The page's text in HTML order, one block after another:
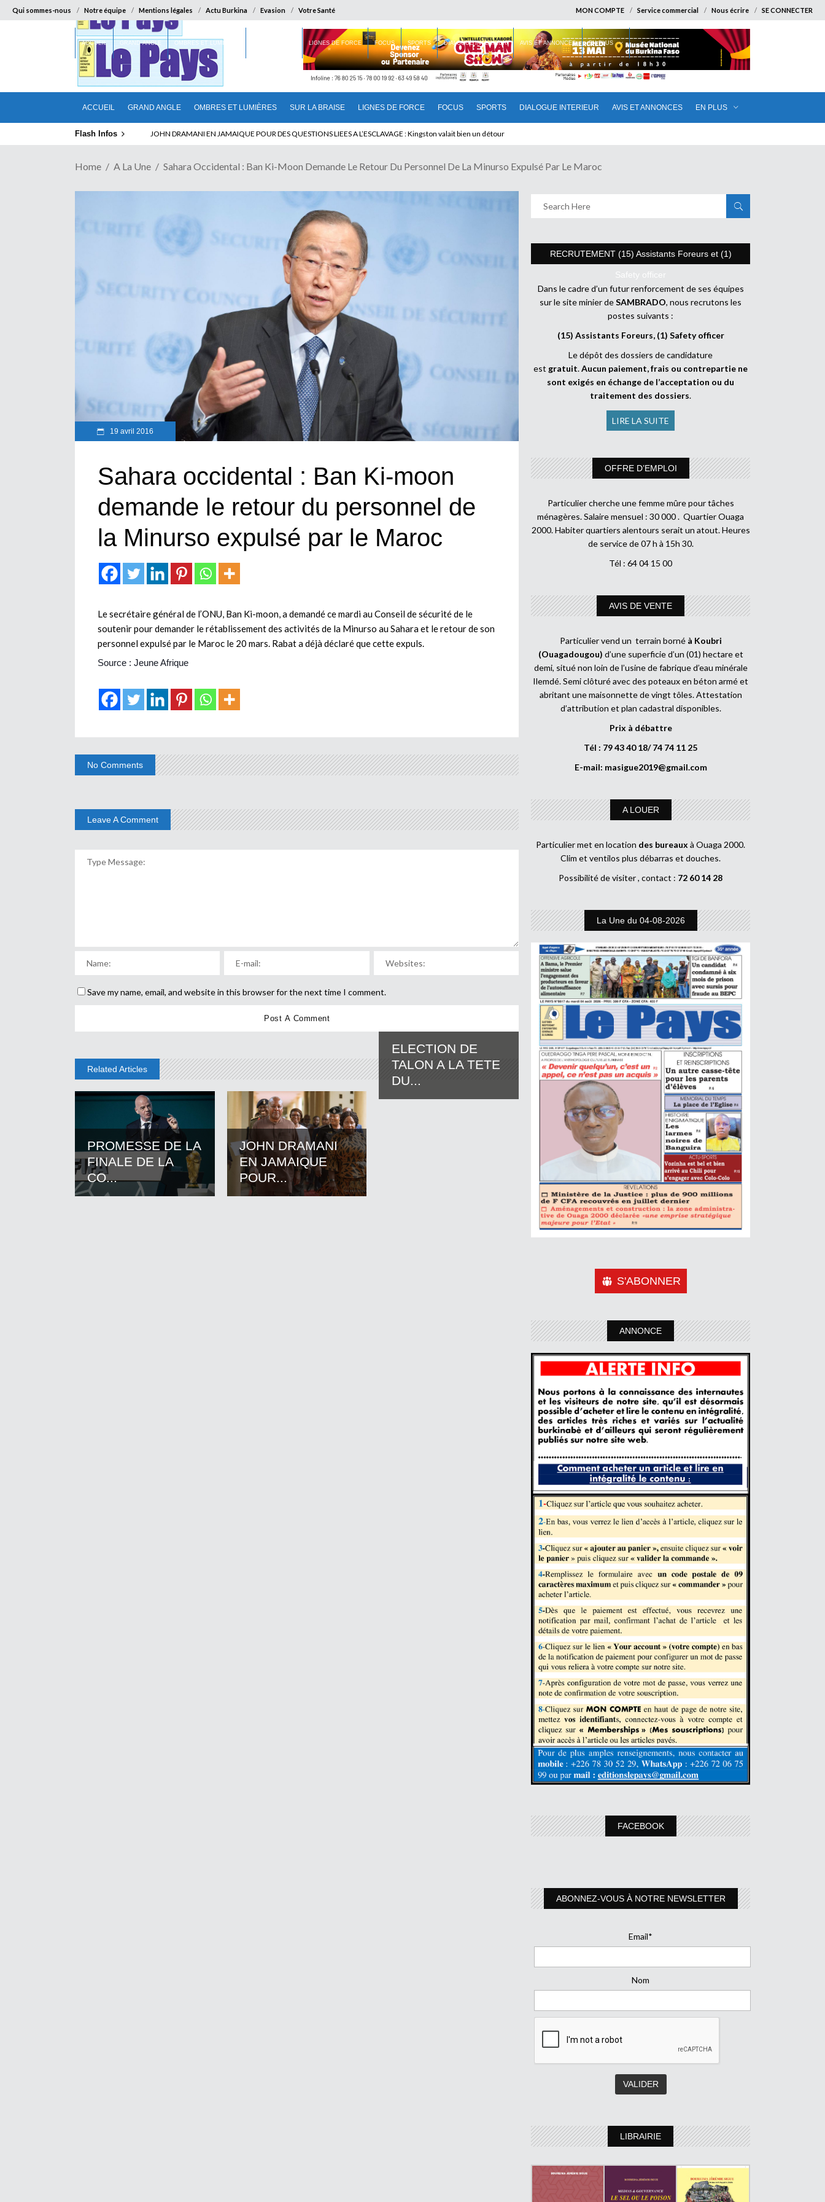
Qui sommes-nous Notre équipe Mentions légales Actu Burkina Evasion Votre Santé MON COMPTE Service commercial Nous écrire SE CONNECTER
ACCUEIL GRAND ANGLE OMBRES ET LUMIÈRES SUR LA BRAISE LIGNES DE FORCE FOCUS SPORTS DIALOGUE INTERIEUR AVIS ET ANNONCES EN PLUS
ACCUEIL GRAND ANGLE OMBRES ET LUMIÈRES LIGNES DE FORCE FOCUS SPORTS DIALOGUE INTERIEUR AVIS ET ANNONCES EN PLUS
Flash Infos ELECTION DE TALON A LA TETE DU SENAT BENINOIS : Quand Patrice quitte le pouvoir sans partir !
Home A La Une Sahara Occidental : Ban Ki-Moon Demande Le Retour Du Personnel De La Minurso Expulsé Par Le Maroc
19 avril 2016
Sahara occidental : Ban Ki-moon
demande le retour du personnel de
la Minurso expulsé par le Maroc
Le secrétaire général de l’ONU, Ban Ki-moon, a demandé ce mardi au Conseil de sécurité de le
soutenir pour demander le rétablissement des activités de la Minurso au Sahara et le retour de son
personnel expulsé par le Maroc le 20 mars. Rabat a déjà déclaré que cette expuls.
Source : Jeune Afrique
No Comments
Leave A Comment
Save my name, email, and website in this browser for the next time I comment.
Related Articles
PROMESSE DE LA
FINALE DE LA
CO...
JOHN DRAMANI
EN JAMAIQUE
POUR...
ELECTION DE
TALON A LA TETE
DU...
RECRUTEMENT (15) Assistants Foreurs et (1)
Safety officer
Dans le cadre d’un futur renforcement de ses équipes
sur le site minier deSAMBRADO, nous recrutons les
postes suivants :
(15) Assistants Foreurs, (1) Safety officer
Le dépôt des dossiers de candidature
est gratuit.Aucun paiement, frais ou contrepartie ne
sont exigés en échange de l’acceptation ou du
traitement des dossiers.
LIRE LA SUITE
OFFRE D’EMPLOI
Particulier cherche une femme mûre pour tâches
ménagères. Salaire mensuel : 30 000 . Quartier Ouaga
2000. Habiter quartiers alentours serait un atout. Heures
de service de 07 h à 15h 30.
Tél : 64 04 15 00
AVIS DE VENTE
Particulier vend un terrain borné à Koubri
(Ouagadougou) d’une superficie d’un (01) hectare et
demi, situé non loin de l’usine de fabrique d’eau minérale
Ilemdé. Semi clôturé avec des poteaux en béton armé et
abritant une maisonnette de vingt tôles. Attestation
d’attribution et plan cadastral disponibles.
Prix à débattre
Tél : 79 43 40 18/ 74 74 11 25
E-mail: masigue2019@gmail.com
A LOUER
Particulier met en location des bureaux à Ouaga 2000.
Clim et ventilos plus débarras et douches.
Possibilité de visiter , contact : 72 60 14 28
La Une du 04-08-2026
S'ABONNER
ANNONCE
FACEBOOK
ABONNEZ-VOUS À NOTRE NEWSLETTER
Email*
Nom
LIBRAIRIE